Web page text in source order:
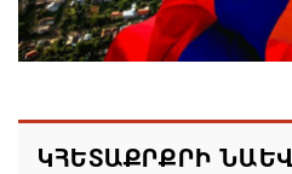
Հայաստանյայց
կառավարության հետ
հակամարտության
ԿՀԵՏԱՔՐՔՐԻ